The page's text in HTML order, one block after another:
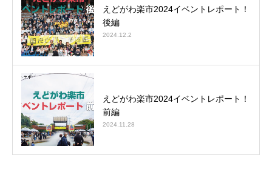
えどがわ楽市2024イベントレポート！
後編
2024.12.2
えどがわ楽市2024イベントレポート！
前編
2024.11.28